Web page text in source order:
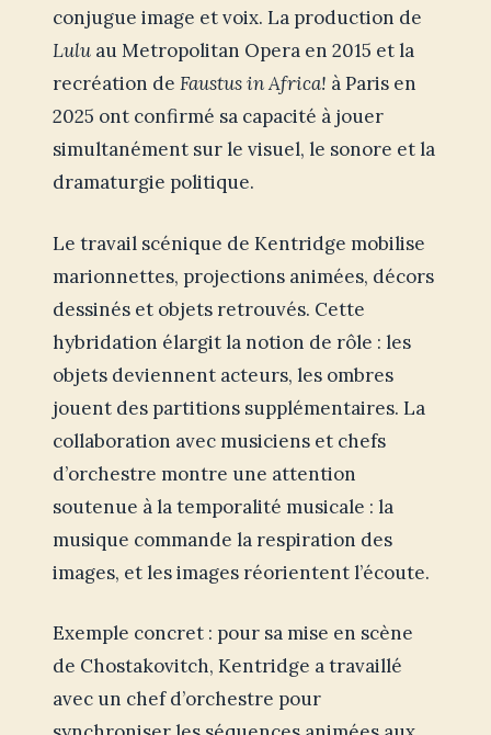
conjugue image et voix. La production de
Luluau Metropolitan Opera en 2015 et la
recréation de Faustus in Africa! à Paris en
2025 ont confirmé sa capacité à jouer
simultanément sur le visuel, le sonore et la
dramaturgie politique.
Le travail scénique de Kentridge mobilise
marionnettes, projections animées, décors
dessinés et objets retrouvés. Cette
hybridation élargit la notion de rôle : les
objets deviennent acteurs, les ombres
jouent des partitions supplémentaires. La
collaboration avec musiciens et chefs
d’orchestre montre une attention
soutenue à la temporalité musicale : la
musique commande la respiration des
images, et les images réorientent l’écoute.
Exemple concret : pour sa mise en scène
de Chostakovitch, Kentridge a travaillé
avec un chef d’orchestre pour